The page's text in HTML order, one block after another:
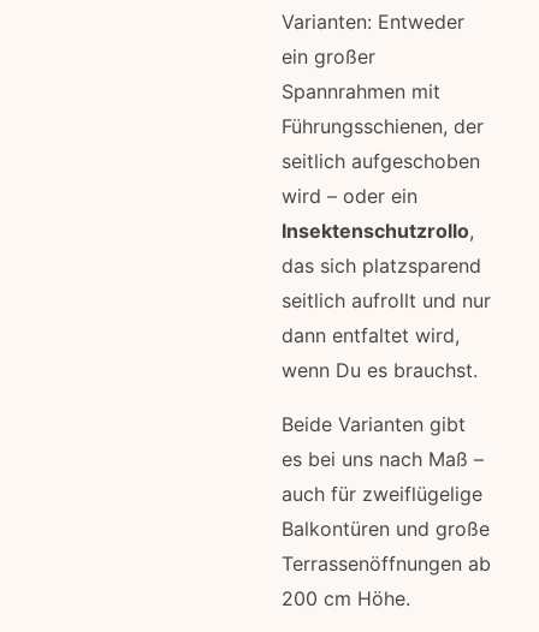
Varianten: Entweder
ein großer
Spannrahmen mit
Führungsschienen, der
seitlich aufgeschoben
wird – oder ein
Insektenschutzrollo,
das sich platzsparend
seitlich aufrollt und nur
dann entfaltet wird,
wenn Du es brauchst.
Beide Varianten gibt
es bei uns nach Maß –
auch für zweiflügelige
Balkontüren und große
Terrassenöffnungen ab
200 cm Höhe.